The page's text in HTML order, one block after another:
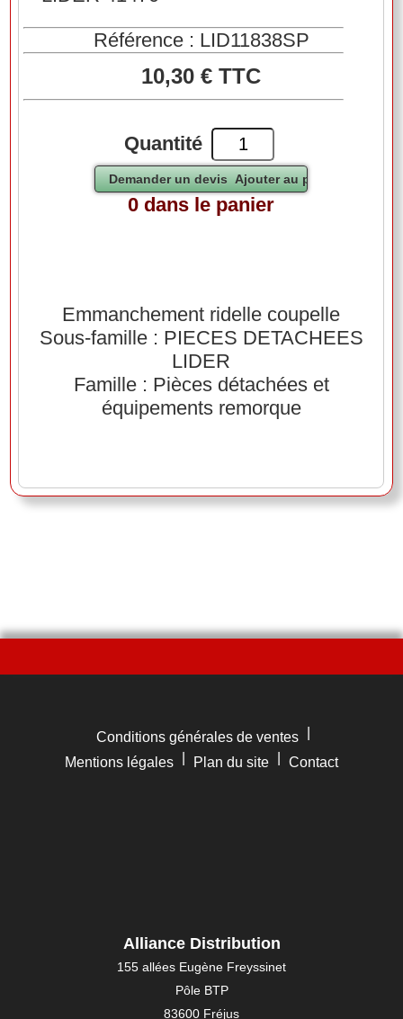
Référence : LID11838SP
10,30 € TTC
Quantité
0 dans le panier
Emmanchement ridelle coupelle
Sous-famille : PIECES DETACHEES
LIDER
Famille : Pièces détachées et
équipements remorque
Conditions générales de ventes
Mentions légales
Plan du site Contact
Alliance Distribution
155 allées Eugène Freyssinet
Pôle BTP
83600 Fréjus